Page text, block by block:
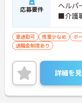
応募要件
ヘルパ
■介護
車通勤可 残業少なめ ボ
退職金制度あり
詳細を